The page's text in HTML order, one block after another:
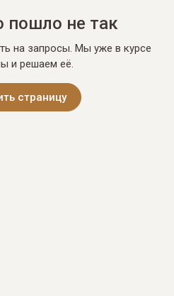
пошло не так
на запросы. Мы уже в курсе
и решаем её.
страницу